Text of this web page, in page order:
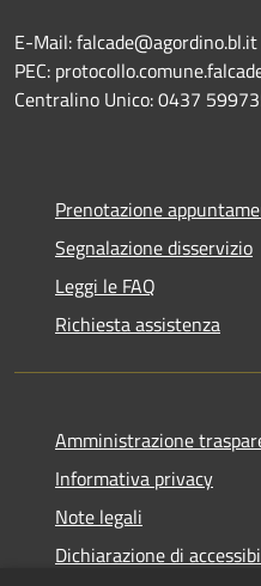
E-Mail: falcade@agordino.bl.it
PEC:
Centralino Unico: 0437
Prenotazione
Segnalazione disservizio
Leggi le FAQ
Richiesta assistenza
Amministrazione
Informativa privacy
Note legali
Dichiarazione di